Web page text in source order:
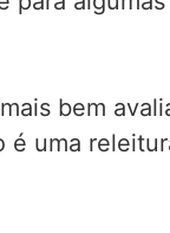
bem
uma